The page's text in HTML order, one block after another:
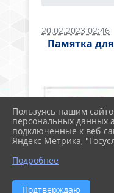
20.02.2023 02:46
Памятка
Пользуясь нашим
персональных данных
подключенные к веб-
Яндекс Метрика,
Подробнее
Подтверждаю